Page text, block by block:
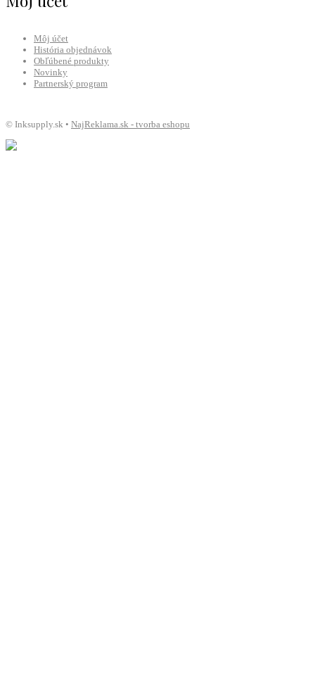
Môj účet
História objednávok
Obľúbené produkty
Novinky
Partnerský program
© Inksupply.sk • NajReklama.sk - tvorba eshopu